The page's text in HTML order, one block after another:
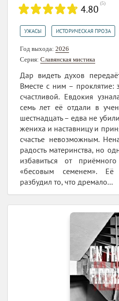
4.80 (5)
УЖАСЫ ИСТОРИЧЕСКАЯ ПРОЗА
Год выхода: 2026
Серия: Славянская мистика
Дар видеть духов
Вместе с ним – проклятие:
счастливой. Евдокия
семь лет её отдали в
шестнадцать – едва не
жениха и наставницу и
счастье невозможным.
радость материнства, но
избавиться от
«бесовым семенем».
разбудил то, что дремало...